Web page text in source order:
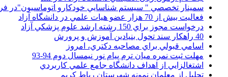
سمينار تخصصي " سيستم شناسايي خودکارو اتوماسيون"در
فعاليت بيش از 70 هزار عضو هيات علمي در دانشگاه آزاد
درخواست مجوز براي 150 رشته ارشد علوم پزشکي آزاد
40 راهکار سند تحول بنيادين آموزش و پرورش
اسامي قبولي براي مصاحبه دکتري، امروز
مهلت ثبت نمره میان ترم پیام نور نیمسال دوم 94-93
اشتغالزايي از اهداف دانشگاه جامع علمي کاربردي
تجليل از معلمان نمونه شهرستان رباط کريم